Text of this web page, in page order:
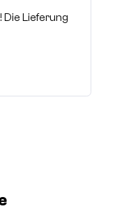
Die Lieferung